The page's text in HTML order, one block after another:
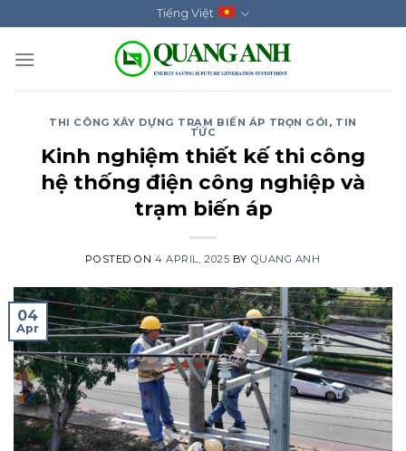
to
content
Tiếng Việt
THI CÔNG XÂY DỰNG TRẠM BIẾN ÁP TRỌN GÓI , TIN
TỨC
Kinh nghiệm thiết kế thi công
hệ thống điện công nghiệp và
trạm biến áp
POSTED ON4 APRIL, 2025 BY QUANG ANH
04
Apr